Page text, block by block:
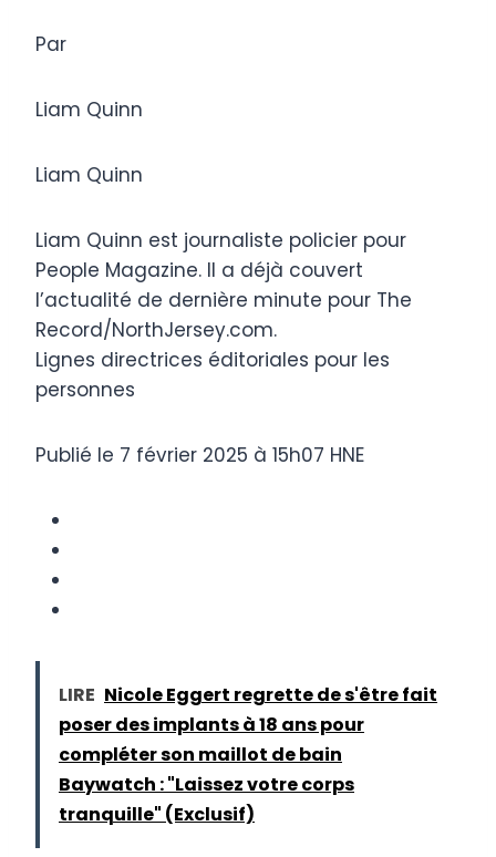
Par
Liam Quinn
Liam Quinn
Liam Quinn est journaliste policier pour
People Magazine. Il a déjà couvert
l’actualité de dernière minute pour The
Record/NorthJersey.com.
Lignes directrices éditoriales pour les
personnes
Publié le 7 février 2025 à 15h07 HNE
LIRE Nicole Eggert regrette de s'être fait
poser des implants à 18 ans pour
compléter son maillot de bain
Baywatch : "Laissez votre corps
tranquille" (Exclusif)